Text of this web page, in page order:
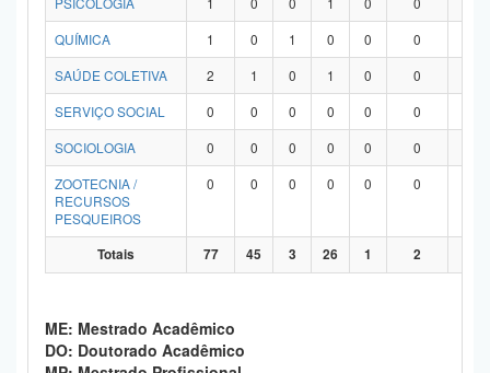
QUÍMICA
1 0 1 0 0 0
SAÚDE COLETIVA
2 1 0 1 0 0
SERVIÇO SOCIAL
0 0 0 0 0 0
SOCIOLOGIA
0 0 0 0 0 0
ZOOTECNIA /
RECURSOS
PESQUEIROS
0 0 0 0 0 0
Totais 77 45 3 26 1 2
ME: Mestrado Acadêmico
DO: Doutorado Acadêmico